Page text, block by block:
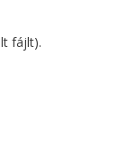
fájlt).